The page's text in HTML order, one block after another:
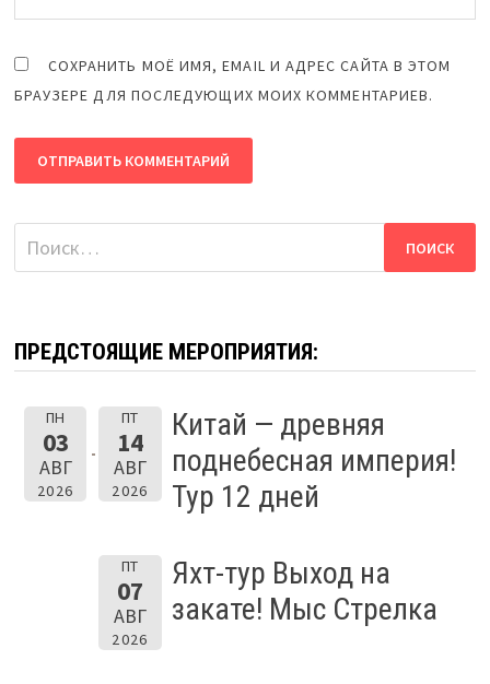
СОХРАНИТЬ МОЁ ИМЯ, EMAIL И АДРЕС САЙТА В ЭТОМ
БРАУЗЕРЕ ДЛЯ ПОСЛЕДУЮЩИХ МОИХ КОММЕНТАРИЕВ.
Найти:
ПРЕДСТОЯЩИЕ МЕРОПРИЯТИЯ:
ПН
03
АВГ
2026
ПТ
14
АВГ
2026
Китай — древняя
поднебесная империя!
Тур 12 дней
ПТ
07
АВГ
2026
Яхт-тур Выход на
закате! Мыс Стрелка